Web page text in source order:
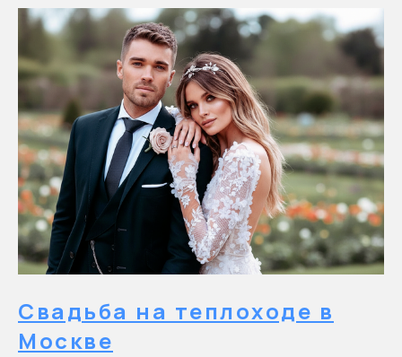
Свадьба на теплоходе в
Москве